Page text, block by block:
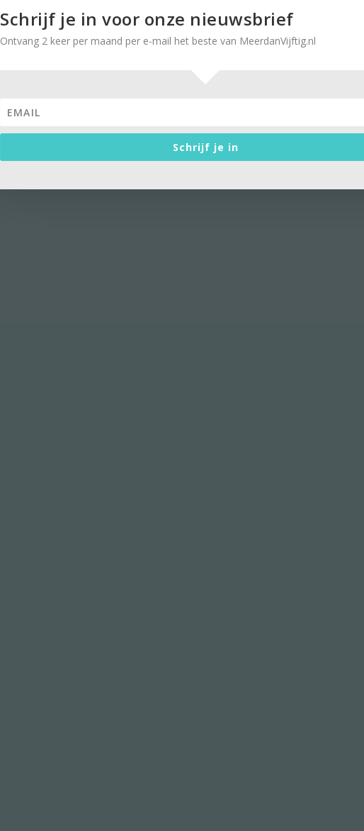
Kwart van Nederlanders ervaart geluidsoverlast
komende dagen wordt er prachtig weer
Schrijf je in voor onze nieuwsbrief
Ontvang 2 keer per maand per e-mail het beste van MeerdanVijftig.nl
Schrijf je in